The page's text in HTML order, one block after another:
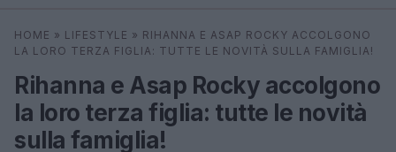
Cerca ⌕ ×
HOME » LIFESTYLE » RIHANNA E ASAP ROCKY ACCOLGONO
LA LORO TERZA FIGLIA: TUTTE LE NOVITÀ SULLA FAMIGLIA!
Rihanna e Asap Rocky accolgono
la loro terza figlia: tutte le novità
sulla famiglia!